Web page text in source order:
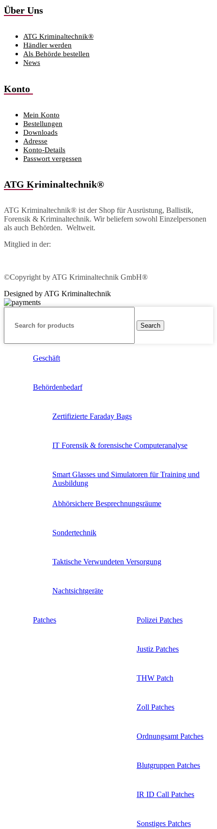
Über Uns
ATG Kriminaltechnik®
Händler werden
Als Behörde bestellen
News
Konto
Mein Konto
Bestellungen
Downloads
Adresse
Konto-Details
Passwort vergessen
ATG Kriminaltechnik®
ATG Kriminaltechnik® ist der Shop für Ausrüstung, Ballistik,
Forensik & Kriminaltechnik. Wir beliefern sowohl Einzelpersonen
als auch Behörden. Weltweit.
Mitglied in der:
©Copyright by ATG Kriminaltechnik GmbH®
Designed by ATG Kriminaltechnik
Search
Geschäft
Behördenbedarf
Zertifizierte Faraday Bags
IT Forensik & forensische Computeranalyse
Smart Glasses und Simulatoren für Training und
Ausbildung
Abhörsichere Besprechnungsräume
Sondertechnik
Taktische Verwundeten Versorgung
Nachtsichtgeräte
Patches Polizei Patches
Justiz Patches
THW Patch
Zoll Patches
Ordnungsamt Patches
Blutgruppen Patches
IR ID Call Patches
Sonstiges Patches